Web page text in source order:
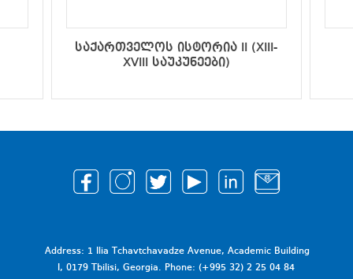
საქართველოს ისტორია II (XIII-
XVIII საუკუნეები)
Address: 1 Ilia Tchavtchavadze Avenue, Academic Building
I, 0179 Tbilisi, Georgia. Phone: (+995 32) 2 25 04 84